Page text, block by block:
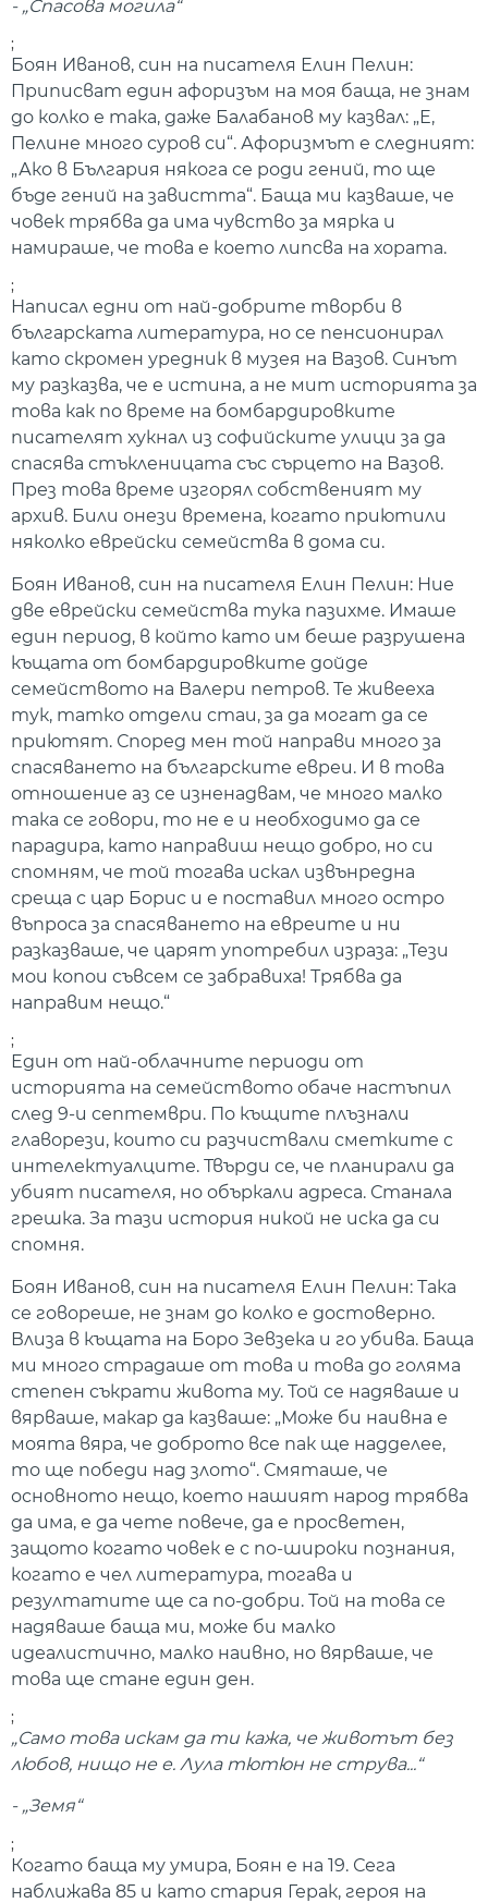
- „Спасова могила“
;
Боян Иванов, син на писателя Елин Пелин:
Приписват един афоризъм на моя баща, не знам
до колко е така, даже Балабанов му казвал: „Е,
Пелине много суров си“. Афоризмът е следният:
„Ако в България някога се роди гений, то ще
бъде гений на завистта“. Баща ми казваше, че
човек трябва да има чувство за мярка и
намираше, че това е което липсва на хората.
;
Написал едни от най-добрите творби в
българската литература, но се пенсионирал
като скромен уредник в музея на Вазов. Синът
му разказва, че е истина, а не мит историята за
това как по време на бомбардировките
писателят хукнал из софийските улици за да
спасява стъкленицата със сърцето на Вазов.
През това време изгорял собственият му
архив. Били онези времена, когато приютили
няколко еврейски семейства в дома си.
Боян Иванов, син на писателя Елин Пелин: Ние
две еврейски семейства тука пазихме. Имаше
един период, в който като им беше разрушена
къщата от бомбардировките дойде
семейството на Валери петров. Те живееха
тук, татко отдели стаи, за да могат да се
приютят. Според мен той направи много за
спасяването на българските евреи. И в това
отношение аз се изненадвам, че много малко
така се говори, то не е и необходимо да се
парадира, като направиш нещо добро, но си
спомням, че той тогава искал извънредна
среща с цар Борис и е поставил много остро
въпроса за спасяването на евреите и ни
разказваше, че царят употребил израза: „Тези
мои копои съвсем се забравиха! Трябва да
направим нещо.“
;
Един от най-облачните периоди от
историята на семейството обаче настъпил
след 9-и септември. По къщите плъзнали
главорези, които си разчиствали сметките с
интелектуалците. Твърди се, че планирали да
убият писателя, но объркали адреса. Станала
грешка. За тази история никой не иска да си
спомня.
Боян Иванов, син на писателя Елин Пелин: Така
се говореше, не знам до колко е достоверно.
Влиза в къщата на Боро Зевзека и го убива. Баща
ми много страдаше от това и това до голяма
степен съкрати живота му. Той се надяваше и
вярваше, макар да казваше: „Може би наивна е
моята вяра, че доброто все пак ще надделее,
то ще победи над злото“. Смяташе, че
основното нещо, което нашият народ трябва
да има, е да чете повече, да е просветен,
защото когато човек е с по-широки познания,
когато е чел литература, тогава и
резултатите ще са по-добри. Той на това се
надяваше баща ми, може би малко
идеалистично, малко наивно, но вярваше, че
това ще стане един ден.
;
„Само това искам да ти кажа, че животът без
любов, нищо не е. Лула тютюн не струва...“
- „Земя“
;
Когато баща му умира, Боян е на 19. Сега
наближава 85 и като стария Герак, героя на